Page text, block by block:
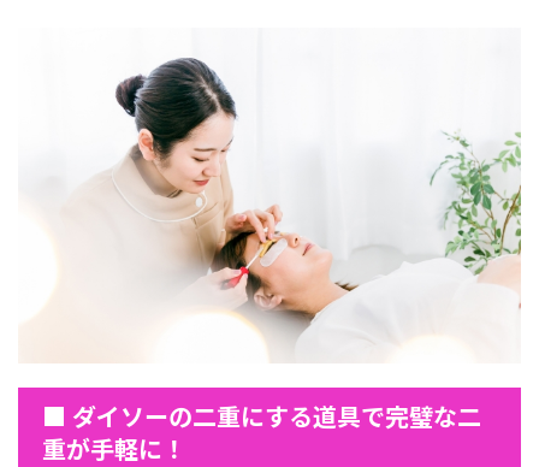
■ ダイソーの二重にする道具で完璧な二
重が手軽に！